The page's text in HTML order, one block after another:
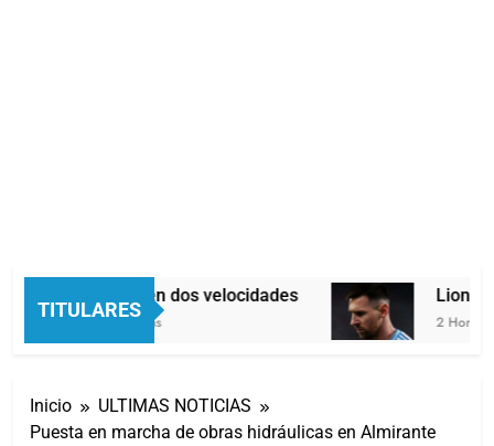
TITULARES
Economía en dos velocidades
51 Minutos Atrás
Lionel
2 Horas
Inicio
ULTIMAS NOTICIAS
Puesta en marcha de obras hidráulicas en Almirante